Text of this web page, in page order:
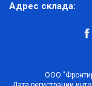
Адрес склада:
ООО